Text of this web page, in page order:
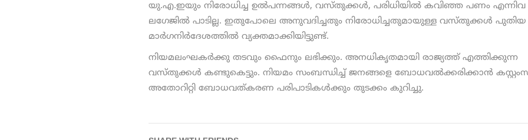
യു.എ.ഇയും നിരോധിച്ച ഉല്‍പന്നങ്ങള്‍, വസ്തുക്കള്‍, പരിധിയില്‍ കവിഞ്ഞ പണം എന്നിവ
ലഗേജില്‍ പാടില്ല. ഇതുപോലെ അനുവദിച്ചതും നിരോധിച്ചതുമായുള്ള വസ്തുക്കള്‍ പുതിയ
മാര്‍ഗനിര്‍ദേശത്തില്‍ വ്യക്തമാക്കിയിട്ടുണ്ട്.
നിയമലംഘകര്‍ക്കു തടവും ഫൈനും ലഭിക്കും. അനധികൃതമായി രാജ്യത്ത് എത്തിക്കുന്ന
വസ്തുക്കള്‍ കണ്ടുകെട്ടും. നിയമം സംബന്ധിച്ച് ജനങ്ങളെ ബോധവല്‍ക്കരിക്കാന്‍
അതോറിറ്റി ബോധവത്കരണ പരിപാടികള്‍ക്കും തുടക്കം കുറിച്ചു.